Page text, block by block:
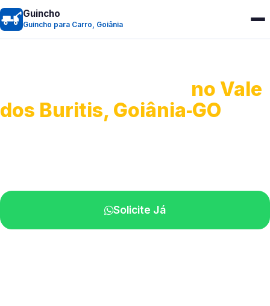
Guincho
Guincho para Carro, Goiânia
no Vale
dos Buritis, Goiânia‑GO
Solicite Já